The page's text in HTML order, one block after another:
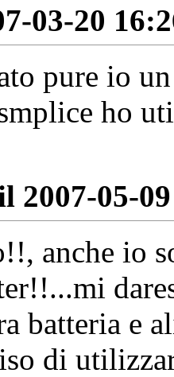
03-20
pure io
ho
2007-05-
anche io
batteria e
di